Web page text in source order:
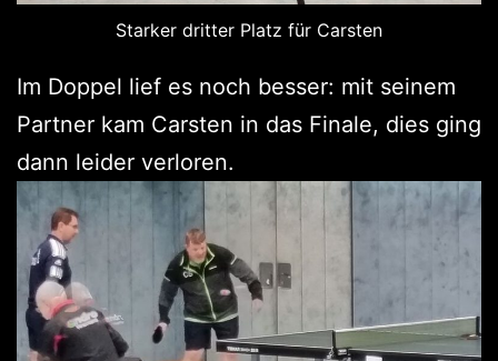
Starker dritter Platz für Carsten
Im Doppel lief es noch besser: mit seinem
Partner kam Carsten in das Finale, dies ging
dann leider verloren.